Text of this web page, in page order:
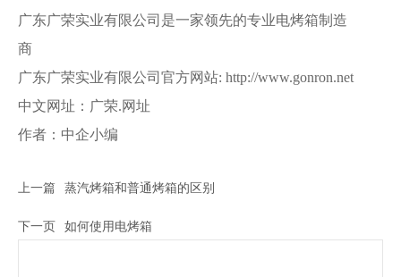
广东广荣实业有限公司是一家领先的专业电烤箱制造
商
广东广荣实业有限公司官方网站: http://www.gonron.net
中文网址：广荣.网址
作者：中企小编
上一篇 蒸汽烤箱和普通烤箱的区别
下一页 如何使用电烤箱